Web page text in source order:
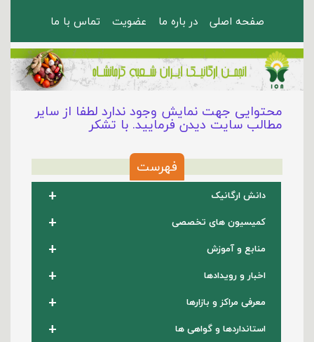
صفحه اصلی در باره ما عضویت تماس با ما
محتوایی جهت نمایش وجود ندارد لطفا از سایر
مطالب سایت دیدن فرمایید. با تشکر
فهرست
دانش ارگانیک +
کمیسیون های تخصصی +
منابع و آموزش +
اخبار و رویدادها +
معرفی مراکز و بازارها +
استانداردها و گواهی ها +